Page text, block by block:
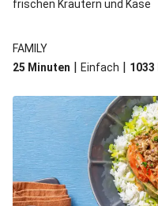
frischen Kräutern und Käse
FAMILY
25 Minuten | Einfach | 1033